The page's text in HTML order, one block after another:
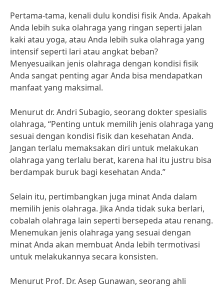
Pertama-tama, kenali dulu kondisi fisik Anda. Apakah
Anda lebih suka olahraga yang ringan seperti jalan
kaki atau yoga, atau Anda lebih suka olahraga yang
intensif seperti lari atau angkat beban?
Menyesuaikan jenis olahraga dengan kondisi fisik
Anda sangat penting agar Anda bisa mendapatkan
manfaat yang maksimal.
Menurut dr. Andri Subagio, seorang dokter spesialis
olahraga, “Penting untuk memilih jenis olahraga yang
sesuai dengan kondisi fisik dan kesehatan Anda.
Jangan terlalu memaksakan diri untuk melakukan
olahraga yang terlalu berat, karena hal itu justru bisa
berdampak buruk bagi kesehatan Anda.”
Selain itu, pertimbangkan juga minat Anda dalam
memilih jenis olahraga. Jika Anda tidak suka berlari,
cobalah olahraga lain seperti bersepeda atau renang.
Menemukan jenis olahraga yang sesuai dengan
minat Anda akan membuat Anda lebih termotivasi
untuk melakukannya secara konsisten.
Menurut Prof. Dr. Asep Gunawan, seorang ahli